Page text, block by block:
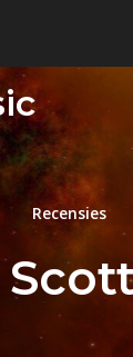
Recensies